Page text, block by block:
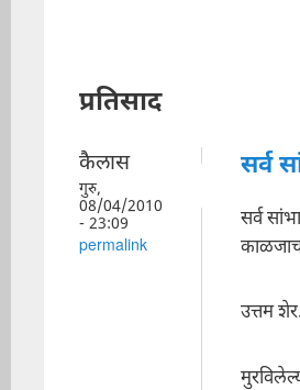
प्रतिसाद
कैलास
गुरु,
08/04/2010
- 23:09
permalink
सर्व
सर्व
उत्तम